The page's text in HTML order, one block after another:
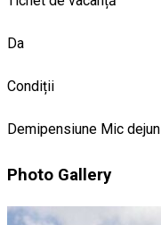
Da
Condiții
Demipensiune Mic dejun
Photo Gallery